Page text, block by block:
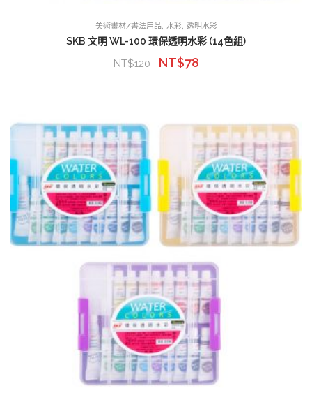
美術畫材/書法用品 水彩, 透明水彩
SKB 文明 WL-100 環保透明水彩 (14色組)
NT$120 NT$78